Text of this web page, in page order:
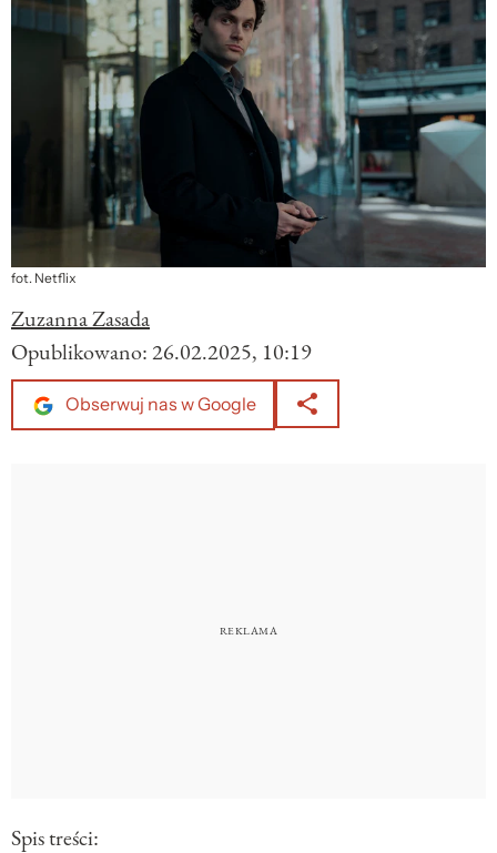
fot. Netflix
Zuzanna Zasada
Opublikowano:26.02.2025, 10:19
Obserwuj nas w Google
Spis treści: